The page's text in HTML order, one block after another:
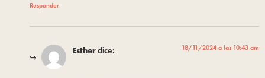
Responder
Estherdice: 18/11/2024 a las 10:43 am